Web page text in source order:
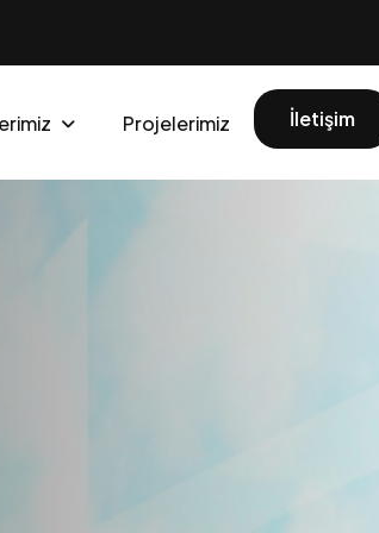
Projelerimiz İletişim